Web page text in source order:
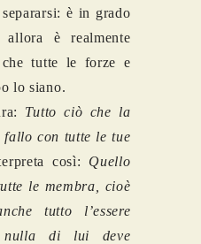
è in grado
è realmente
tutte le forze e
lo siano.
Tutto ciò che la
con tutte le tue
così: Quello
le membra, cioè
tutto l’essere
nulla di lui deve